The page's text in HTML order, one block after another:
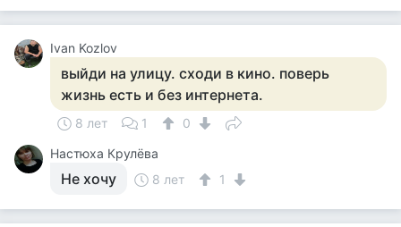
Ivan Kozlov
выйди на улицу. сходи в кино. поверь
жизнь есть и без интернета.
8 лет 1
0
Настюха Крулёва
Не хочу 8 лет 1